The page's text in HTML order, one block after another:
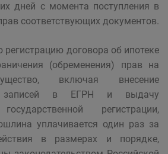
дней с момента поступления в
соответствующих документов.
регистрацию договора об ипотеке
(обременения) прав на
включая внесение
записей в ЕГРН и выдачу
регистрации,
уплачивается один раз за
в размерах и порядке,